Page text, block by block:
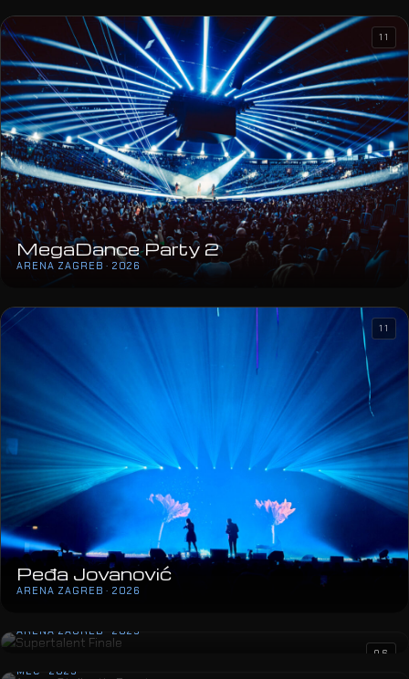
MegaDance Party 2
ARENA ZAGREB · 2026
11
Peđa Jovanović
ARENA ZAGREB · 2026
11
ARENA ZAGREB · 2025
06
Aurora Stellantis Event
MEC · 2025